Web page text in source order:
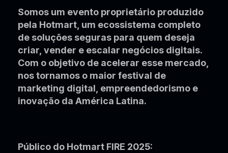
Somos um evento proprietário produzido
pela Hotmart, um ecossistema completo
de soluções seguras para quem deseja
criar, vender e escalar negócios digitais.
Com o objetivo de acelerar esse mercado,
nos tornamos o maior festival de
marketing digital, empreendedorismo e
inovação da América Latina.
Público do Hotmart FIRE 2025: